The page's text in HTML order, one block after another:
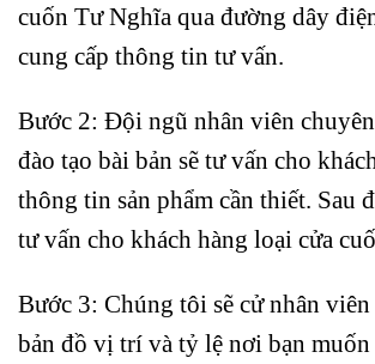
cuốn Tư Nghĩa qua đường dây
cung cấp thông tin tư vấn.
Bước 2: Đội ngũ nhân viên
đào tạo bài bản sẽ tư vấn cho
thông tin sản phẩm cần thiết. Sau
tư vấn cho khách hàng loại cửa
Bước 3: Chúng tôi sẽ cử nhân viên
bản đồ vị trí và tỷ lệ nơi bạn muốn